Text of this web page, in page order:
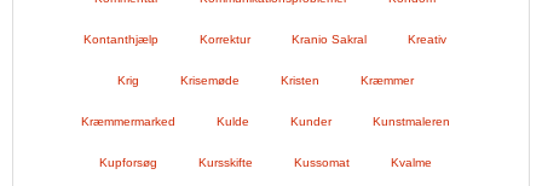
Kontanthjælp Korrektur Kranio Sakral Kreativ
Krig Krisemøde Kristen Kræmmer
Kræmmermarked Kulde Kunder Kunstmaleren
Kupforsøg Kursskifte Kussomat Kvalme